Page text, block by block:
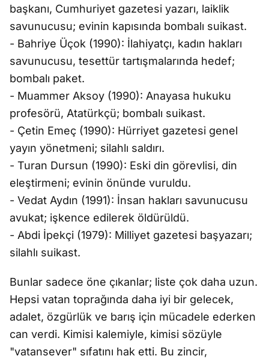
başkanı, Cumhuriyet gazetesi yazarı, laiklik
savunucusu; evinin kapısında bombalı suikast.
- Bahriye Üçok (1990): İlahiyatçı, kadın hakları
savunucusu, tesettür tartışmalarında hedef;
bombalı paket.
- Muammer Aksoy (1990): Anayasa hukuku
profesörü, Atatürkçü; bombalı suikast.
- Çetin Emeç (1990): Hürriyet gazetesi genel
yayın yönetmeni; silahlı saldırı.
- Turan Dursun (1990): Eski din görevlisi, din
eleştirmeni; evinin önünde vuruldu.
- Vedat Aydın (1991): İnsan hakları savunucusu
avukat; işkence edilerek öldürüldü.
- Abdi İpekçi (1979): Milliyet gazetesi başyazarı;
silahlı suikast.
Bunlar sadece öne çıkanlar; liste çok daha uzun.
Hepsi vatan toprağında daha iyi bir gelecek,
adalet, özgürlük ve barış için mücadele ederken
can verdi. Kimisi kalemiyle, kimisi sözüyle
"vatansever" sıfatını hak etti. Bu zincir,